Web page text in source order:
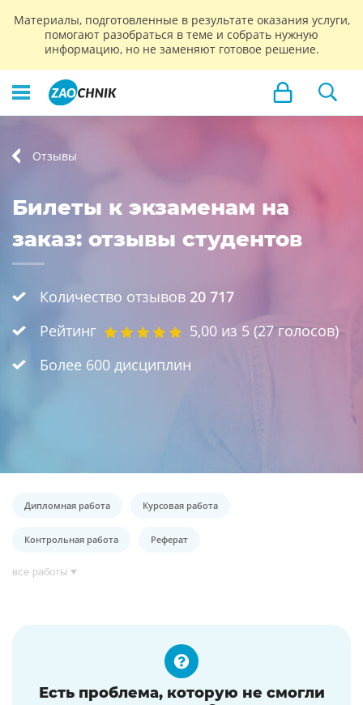
Материалы, подготовленные в результате оказания услуги,
помогают разобраться в теме и собрать нужную
информацию, но не заменяют готовое решение.
Отзывы
Билеты к экзаменам на
заказ: отзывы студентов
Количество отзывов 20 717
Рейтинг
5,00 из 5 (27голосов)
Более 600 дисциплин
Дипломная работа Курсовая работа
Контрольная работа Реферат
все работы
Есть проблема, которую не смогли